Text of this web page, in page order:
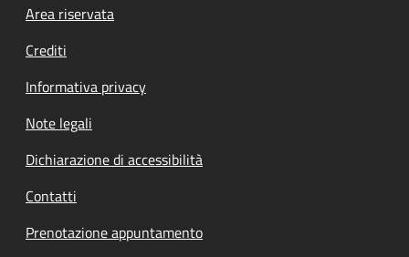
Footer menu
Area riservata
Crediti
Informativa privacy
Note legali
Dichiarazione di accessibilità
Contatti
Prenotazione appuntamento